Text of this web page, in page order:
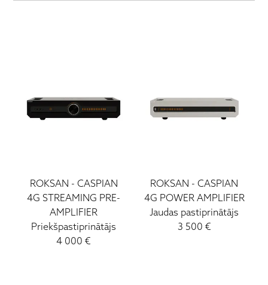
ROKSAN - CASPIAN
4G STREAMING PRE-
AMPLIFIER
Priekšpastiprinātājs
4 000 €
ROKSAN -CASPIAN
4G POWER AMPLIFIER
Jaudas pastiprinātājs
3 500 €
LEAK
Jersika Records
MartinLogan
Mission
Marantz
Monitor Audio
Ortofon